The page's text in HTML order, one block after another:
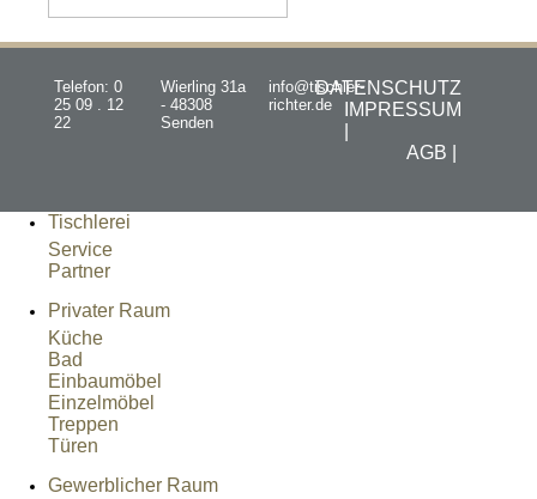
Telefon: 0
25 09 . 12
22
Wierling 31a
- 48308
Senden
info@tischler-
richter.de
DATENSCHUTZ
IMPRESSUM
AGB |
Tischlerei
Service
Partner
Privater Raum
Küche
Bad
Einbaumöbel
Einzelmöbel
Treppen
Türen
Gewerblicher Raum